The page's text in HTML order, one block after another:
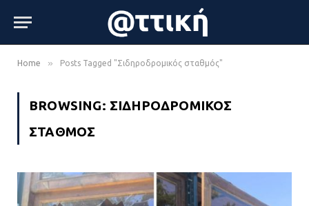
Home » Posts Tagged "Σιδηροδρομικός σταθμός"
BROWSING: ΣΙΔΗΡΟΔΡΟΜΙΚΌΣ
ΣΤΑΘΜΌΣ